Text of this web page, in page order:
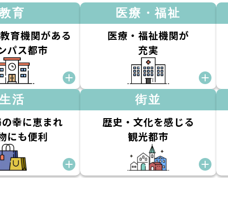
育
育機関がある
パス都市
医療・福祉
医療・福祉機関が
充実
活
幸に恵まれ
にも便利
街並
歴史・文化を感じる
観光都市